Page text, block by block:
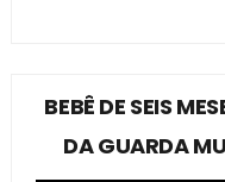
BEBÊ DE SEIS
DA GUARDA